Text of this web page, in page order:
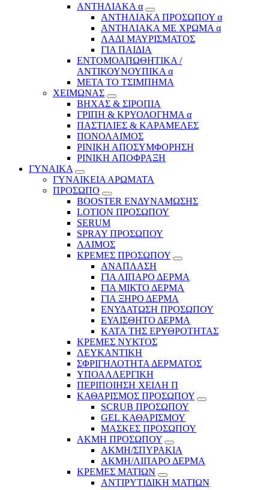
ΑΝΤΗΛΙΑΚΑ α
ΑΝΤΗΛΙΑΚΑ ΠΡΟΣΩΠΟΥ α
ΑΝΤΗΛΙΑΚΑ ΜΕ ΧΡΩΜΑ α
ΛΑΔΙ ΜΑΥΡΙΣΜΑΤΟΣ
ΓΙΑ ΠΑΙΔΙΑ
ΕΝΤΟΜΟΑΠΩΘΗΤΙΚΑ /
ΑΝΤΙΚΟΥΝΟΥΠΙΚΑ α
ΜΕΤΑ ΤΟ ΤΣΙΜΠΗΜΑ
ΧΕΙΜΩΝΑΣ
ΒΗΧΑΣ & ΣΙΡΟΠΙΑ
ΓΡΙΠΗ & ΚΡΥΟΛΟΓΗΜΑ α
ΠΑΣΤΙΛΙΕΣ & ΚΑΡΑΜΕΛΕΣ
ΠΟΝΟΛΑΙΜΟΣ
ΡΙΝΙΚΗ ΑΠΟΣΥΜΦΟΡΗΣΗ
ΡΙΝΙΚΗ ΑΠΟΦΡΑΞΗ
ΓΥΝΑΙΚΑ
ΓΥΝΑΙΚΕΙΑ ΑΡΩΜΑΤΑ
ΠΡΟΣΩΠΟ
BOOSTER ΕΝΔΥΝΑΜΩΣΗΣ
LOTION ΠΡΟΣΩΠΟΥ
SERUM
SPRAY ΠΡΟΣΩΠΟΥ
ΛΑΙΜΟΣ
ΚΡΕΜΕΣ ΠΡΟΣΩΠΟΥ
ΑΝΑΠΛΑΣΗ
ΓΙΑ ΛΙΠΑΡΟ ΔΕΡΜΑ
ΓΙΑ ΜΙΚΤΟ ΔΕΡΜΑ
ΓΙΑ ΞΗΡΟ ΔΕΡΜΑ
ΕΝΥΔΑΤΩΣΗ ΠΡΟΣΩΠΟΥ
ΕΥΑΙΣΘΗΤΟ ΔΕΡΜΑ
ΚΑΤΑ ΤΗΣ ΕΡΥΘΡΟΤΗΤΑΣ
ΚΡΕΜΕΣ ΝΥΚΤΟΣ
ΛΕΥΚΑΝΤΙΚΗ
ΣΦΡΙΓΗΛΟΤΗΤΑ ΔΕΡΜΑΤΟΣ
ΥΠΟΑΛΛΕΡΓΙΚΗ
ΠΕΡΙΠΟΙΗΣΗ ΧΕΙΛΗ Π
ΚΑΘΑΡΙΣΜΟΣ ΠΡΟΣΩΠΟΥ
SCRUB ΠΡΟΣΩΠΟΥ
GEL ΚΑΘΑΡΙΣΜΟΥ
ΜΑΣΚΕΣ ΠΡΟΣΩΠΟΥ
ΑΚΜΗ ΠΡΟΣΩΠΟΥ
ΑΚΜΗ/ΣΠΥΡΑΚΙΑ
ΑΚΜΗ/ΛΙΠΑΡΟ ΔΕΡΜΑ
ΚΡΕΜΕΣ ΜΑΤΙΩΝ
ΑΝΤΙΡΥΤΙΔΙΚΗ ΜΑΤΙΩΝ